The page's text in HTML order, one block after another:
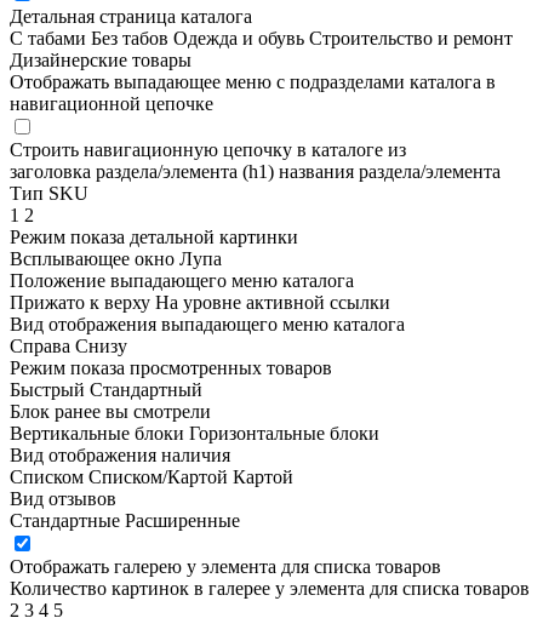
Детальная страница каталога
С табами Без табов Одежда и обувь Строительство и ремонт
Дизайнерские товары
Отображать выпадающее меню с подразделами каталога в
навигационной цепочке
Строить навигационную цепочку в каталоге из
заголовка раздела/элемента (h1) названия раздела/элемента
Тип SKU
1 2
Режим показа детальной картинки
Всплывающее окно Лупа
Положение выпадающего меню каталога
Прижато к верху На уровне активной ссылки
Вид отображения выпадающего меню каталога
Справа Снизу
Режим показа просмотренных товаров
Быстрый Стандартный
Блок ранее вы смотрели
Вертикальные блоки Горизонтальные блоки
Вид отображения наличия
Списком Списком/Картой Картой
Вид отзывов
Стандартные Расширенные
Отображать галерею у элемента для списка товаров
Количество картинок в галерее у элемента для списка товаров
2 3 4 5